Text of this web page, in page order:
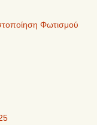
Φωτισμού